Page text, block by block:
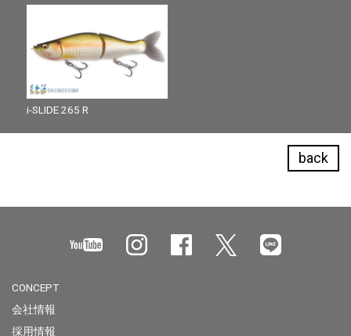
i-SLIDE 265 R
back
CONCEPT
会社情報
採用情報